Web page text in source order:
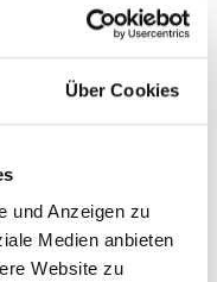
Über Cookies
und Anzeigen zu
Medien anbieten
Website zu